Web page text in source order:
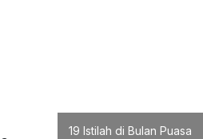
19 Istilah di Bulan Puasa